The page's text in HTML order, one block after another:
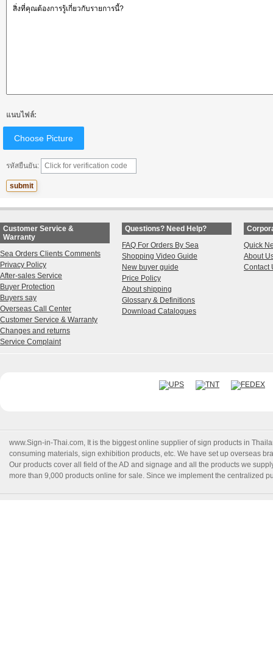
แนบไฟล์:
Choose Picture
รหัสยืนยัน:
Customer Service &
Warranty
Sea Orders Clients Comments
Privacy Policy
After-sales Service
Buyer Protection
Buyers say
Overseas Call Center
Customer Service & Warranty
Changes and returns
Service Complaint
Questions? Need Help?
FAQ For Orders By Sea
Shopping Video Guide
New buyer guide
Price Policy
About shipping
Glossary & Definitions
Download Catalogues
Quick
About
Contact
www.Sign-in-Thai.com, It is the biggest online supplier of sign products in
consuming materials, sign exhibition products, etc. We have set up overseas
Our products cover all field of the AD and signage and all the products we
more than 9,000 products online for sale. Since we implement the centralized